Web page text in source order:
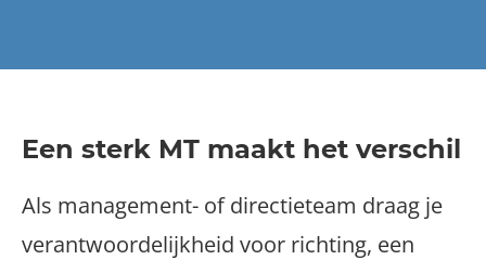
Een sterk MT maakt het verschil
Als management- of directieteam draag je
verantwoordelijkheid voor richting, een